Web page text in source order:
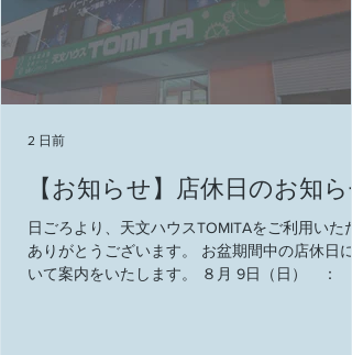
【お知らせ】店休日のお知ら
日ごろより、天文ハウスTOMITAをご利用いた
ありがとうございます。 お盆期間中の店休日に
いて案内をいたします。 ８月 9日（日） ： 通
2 日前